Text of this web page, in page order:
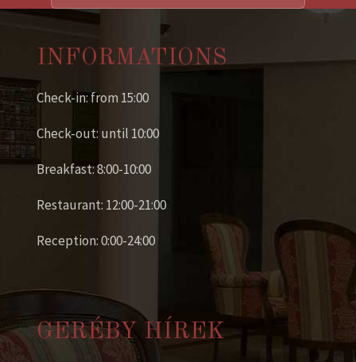
INFORMATIONS
Check-in: from 15:00
Check-out: until 10:00
Breakfast: 8:00-10:00
Restaurant: 12:00-21:00
Reception: 0:00-24:00
GERÉBY HÍREK